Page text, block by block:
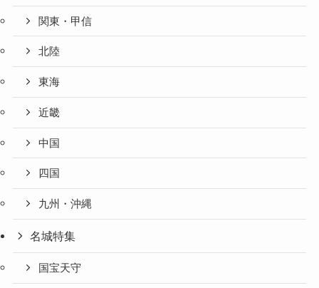
関東・甲信
北陸
東海
近畿
中国
四国
九州・沖縄
名城特集
国宝天守